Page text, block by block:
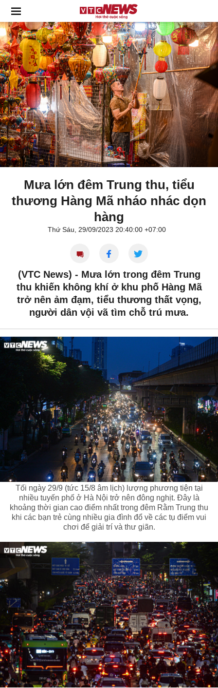
Mưa lớn đêm Trung thu, tiểu
thương Hàng Mã nháo nhác dọn
hàng
Thứ Sáu, 29/09/2023 20:40:00 +07:00
(VTC News) - Mưa lớn trong đêm Trung
thu khiến không khí ở khu phố Hàng Mã
trở nên ảm đạm, tiểu thương thất vọng,
người dân vội vã tìm chỗ trú mưa.
Tối ngày 29/9 (tức 15/8 âm lịch) lượng phương tiện tại
nhiều tuyến phố ở Hà Nội trở nên đông nghịt. Đây là
khoảng thời gian cao điểm nhất trong đêm Rằm Trung thu
khi các bạn trẻ cùng nhiều gia đình đổ về các tụ điểm vui
chơi để giải trí và thư giãn.